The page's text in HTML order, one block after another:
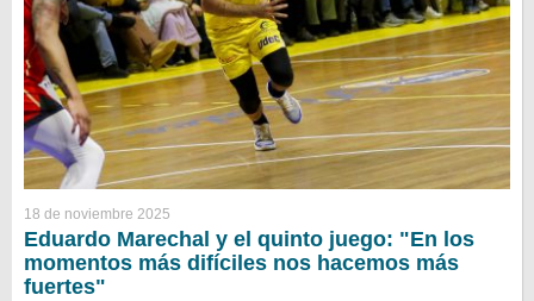
18 de noviembre 2025
Eduardo Marechal y el quinto juego: "En los
momentos más difíciles nos hacemos más
fuertes"